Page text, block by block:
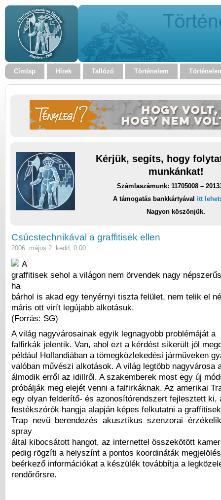
Címlap Hírek Tallózó Történelem
Kérjük, segíts, hogy
munkánkat!
Számlaszámunk: 11705008 –
A támogatás bankkártyával itt
Nagyon köszönjük.
Csúcstechnikával a graffitisek ellen
2006. május 2. kedd, 0:00
A
graffitisek sehol a világon nem örvendek nagy
ha
bárhol is akad egy tenyérnyi tiszta felület, nem telik el
máris ott virít legújabb alkotásuk.
(Forrás: SG)
A világ nagyvárosainak egyik legnagyobb problémáját a
falfirkák jelentik. Van, ahol ezt a kérdést sikerült jól
például Hollandiában a tömegközlekedési járműveken
valóban művészi alkotások. A világ legtöbb nagyvárosa
álmodik erről az idillről. A szakemberek most egy új
próbálják meg elejét venni a falfirkáknak. Az amerikai
egy olyan felderítő- és azonosítórendszert fejlesztett ki,
festékszórók hangja alapján képes felkutatni a
Trap nevű berendezés akusztikus szenzorai
spray
által kibocsátott hangot, az internettel összekötött
pedig rögzíti a helyszínt a pontos koordináták
beérkező információkat a készülék továbbítja a
rendőrőrsre.